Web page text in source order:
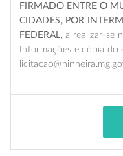
FIRMADO ENTRE O
CIDADES, POR
FEDERAL
, a realizar-se
Informações e cópia